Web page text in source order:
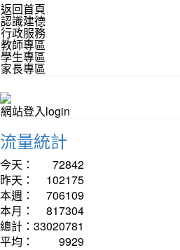
返回首頁
認識建德
行政服務
教師專區
學生專區
家長專區
網站登入login
流量統計
今天：
72842
昨天：
102175
本週：
706109
本月：
817304
總計： 33020781
平均：
9929